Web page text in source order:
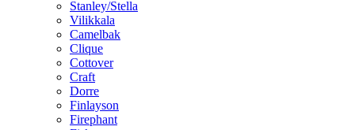
Stanley/Stella
Vilikkala
Camelbak
Clique
Cottover
Craft
Dorre
Finlayson
Firephant